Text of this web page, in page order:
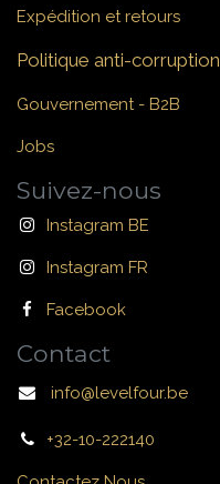
Expédition et retours
Politique anti-corruption
Gouvernement - B2B
Jobs
Suivez-nous
Instagram BE
Instagram FR
Facebook
Contact
info@levelfour.be
+32-10-222140